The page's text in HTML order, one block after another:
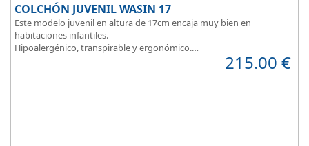
COLCHÓN JUVENIL WASIN 17
Este modelo juvenil en altura de 17cm encaja muy bien en
habitaciones infantiles.
Hipoalergénico, transpirable y ergonómico.
215.00 €